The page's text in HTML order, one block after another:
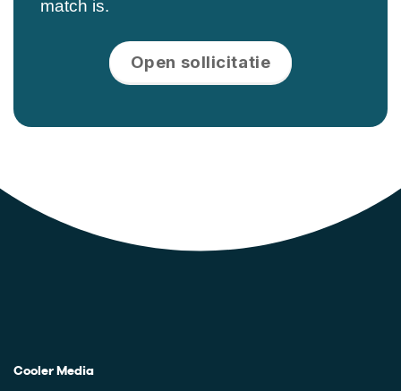
match is.
Open sollicitatie
Cooler Media